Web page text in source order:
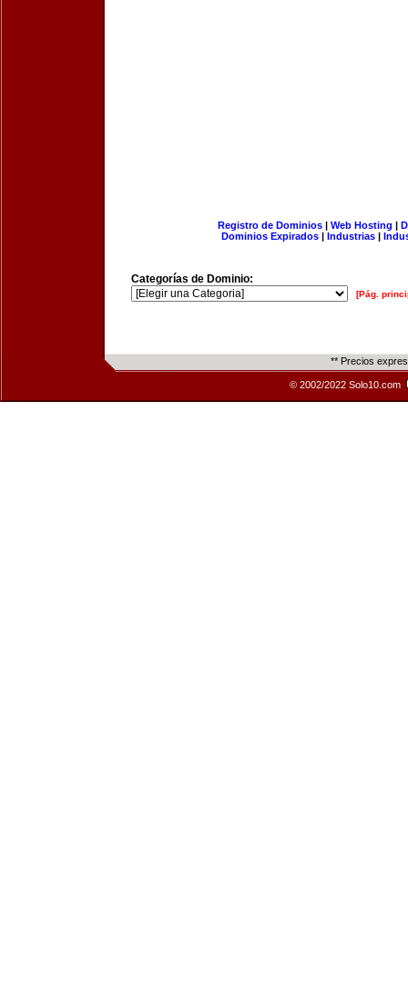
Registro de Dominios| Web Hosting |
Dominios Expirados | Industrias |
Categorías de Dominio:
[Pág.
** Precios
© 2002/2022 Solo10.com